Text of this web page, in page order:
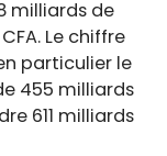
milliards de
Le chiffre
particulier le
455 milliards
611 milliards